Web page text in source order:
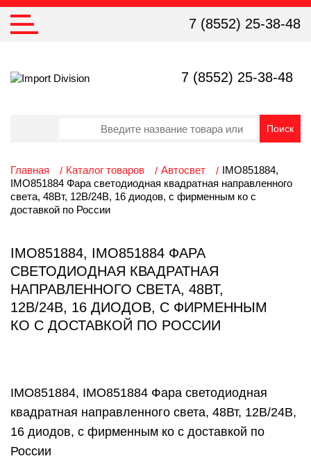
7 (8552) 25-38-48
7 (8552) 25-38-48
Главная Каталог товаров Автосвет
IMO851884,
IMO851884 Фара светодиодная квадратная направленного
света, 48Вт, 12В/24В, 16 диодов, с фирменным ко с
доставкой по России
IMO851884, IMO851884 ФАРА
СВЕТОДИОДНАЯ КВАДРАТНАЯ
НАПРАВЛЕННОГО СВЕТА, 48ВТ,
12В/24В, 16 ДИОДОВ, С ФИРМЕННЫМ
КО С ДОСТАВКОЙ ПО РОССИИ
IMO851884, IMO851884 Фара светодиодная
квадратная направленного света, 48Вт, 12В/24В,
16 диодов, с фирменным ко с доставкой по
России